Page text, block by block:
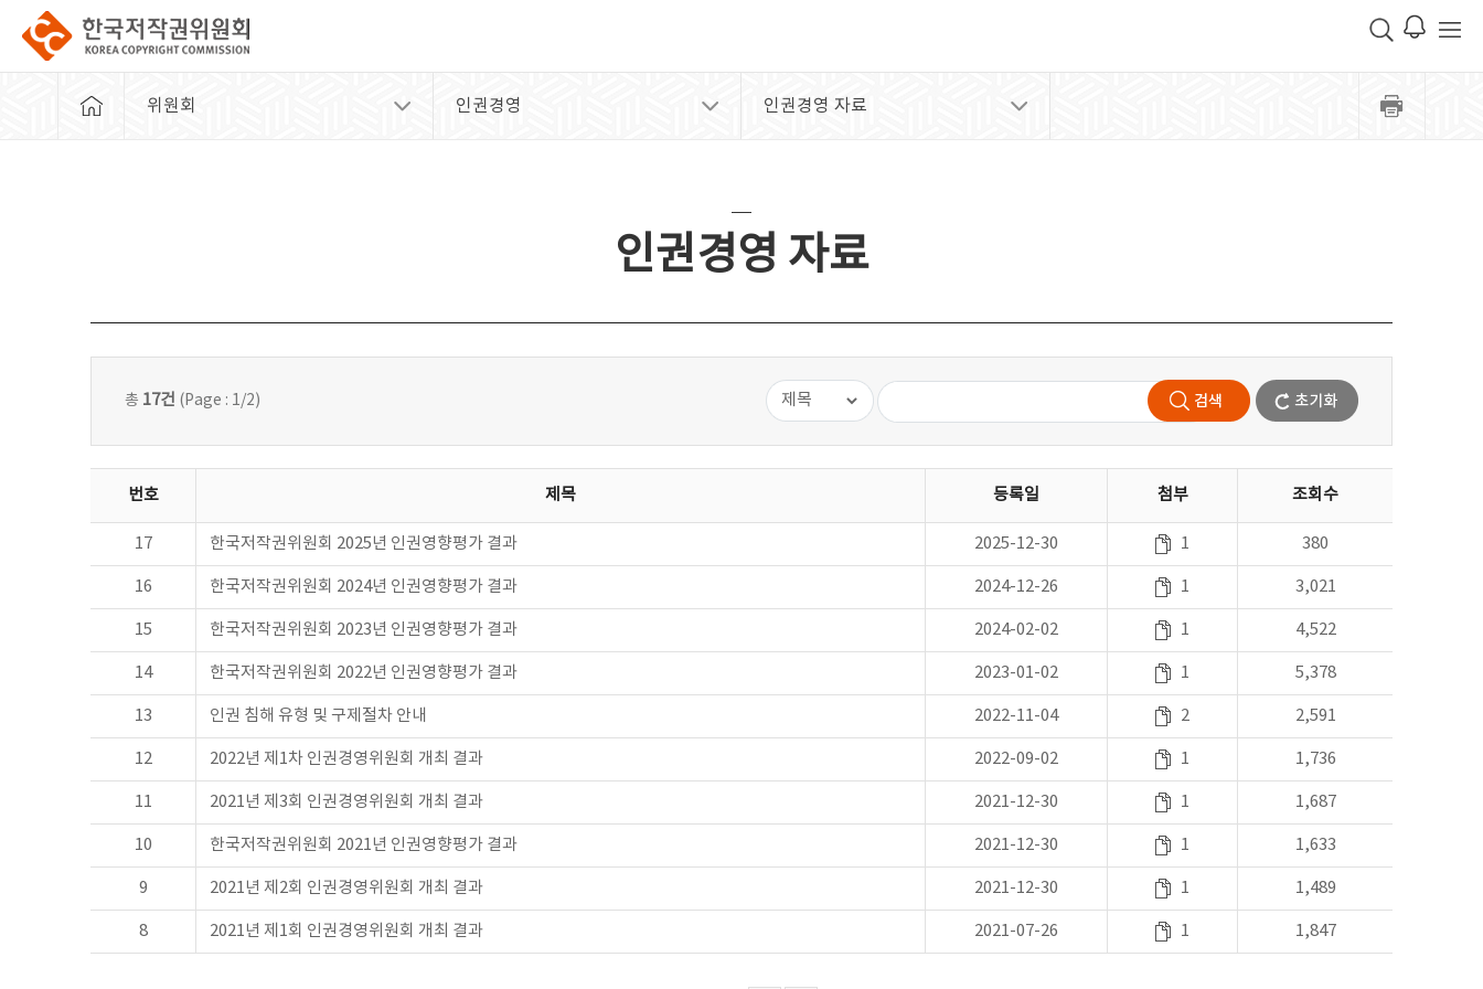
위원회 인권경영 인권경영 자료
인권경영 자료
총 17건 (Page : 1/2)
번호 제목 등록일 첨부 조회수
17 한국저작권위원회 2025년 인권영향평가 결과 2025-12-30 1 380
16 한국저작권위원회 2024년 인권영향평가 결과 2024-12-26 1 3,021
15 한국저작권위원회 2023년 인권영향평가 결과 2024-02-02 1 4,522
14 한국저작권위원회 2022년 인권영향평가 결과 2023-01-02 1 5,378
13 인권 침해 유형 및 구제절차 안내 2022-11-04 2 2,591
12 2022년 제1차 인권경영위원회 개최 결과 2022-09-02 1 1,736
11 2021년 제3회 인권경영위원회 개최 결과 2021-12-30 1 1,687
10 한국저작권위원회 2021년 인권영향평가 결과 2021-12-30 1 1,633
9 2021년 제2회 인권경영위원회 개최 결과 2021-12-30 1 1,489
8 2021년 제1회 인권경영위원회 개최 결과 2021-07-26 1 1,847